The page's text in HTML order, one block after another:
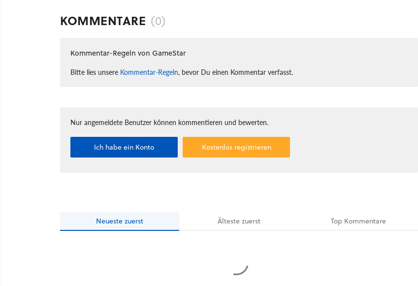
KOMMENTARE (0)
Kommentar-Regeln von GameStar
Bitte lies unsere Kommentar-Regeln, bevor Du einen Kommentar verfasst.
Nur angemeldete Benutzer können kommentieren und bewerten.
Ich habe ein Konto Kostenlos registrieren
Neueste zuerst Ältestezuerst Top Kommentare